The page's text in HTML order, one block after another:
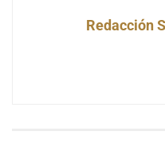
Redacción